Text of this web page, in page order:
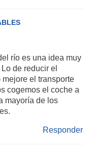
río es una idea muy
de reducir el
el transporte
cogemos el coche a
mayoría de los
Responder